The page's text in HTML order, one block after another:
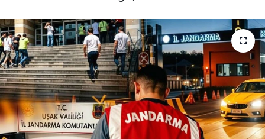
Genel
Bilim, Teknoloji